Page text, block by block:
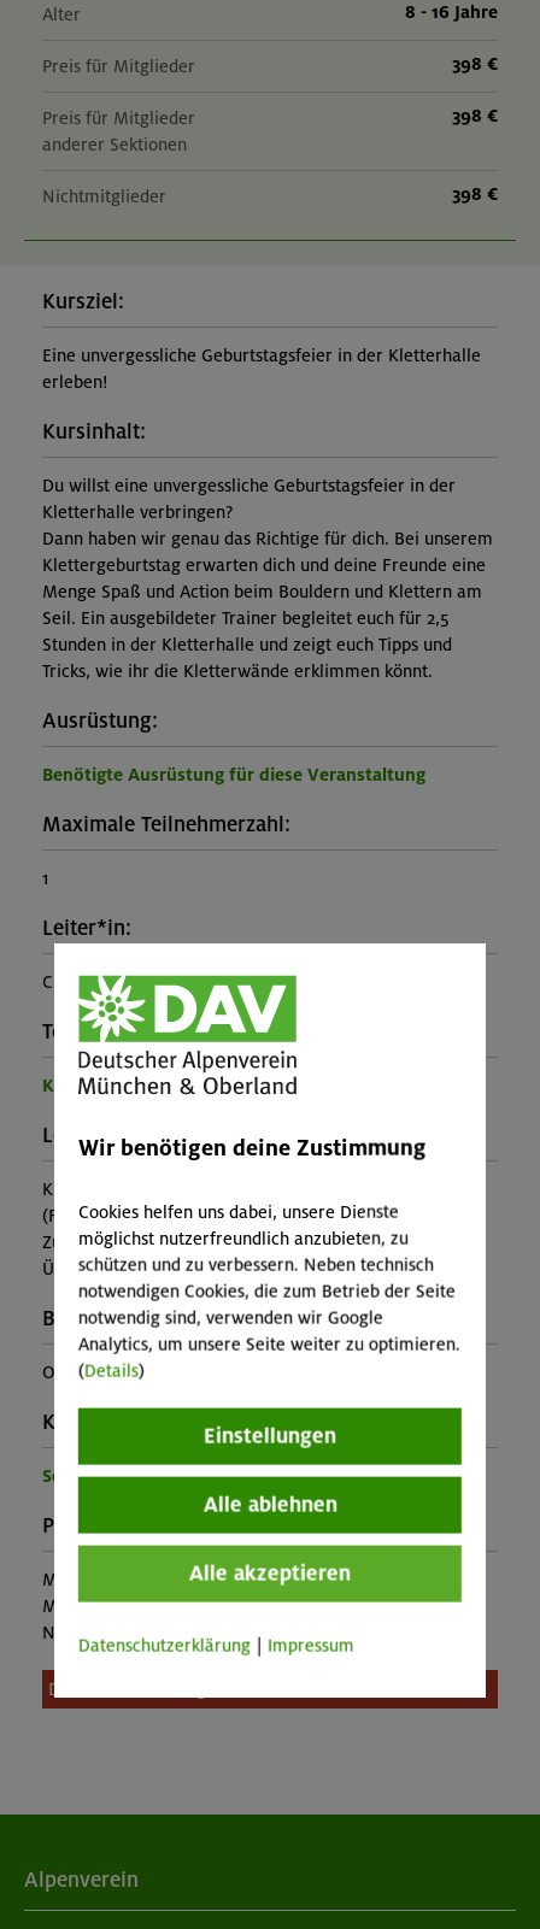
Alter 8 - 16 Jahre
Preis für Mitglieder 398 €
Preis für Mitglieder
anderer Sektionen
398 €
Nichtmitglieder 398 €
Kursziel:
Eine unvergessliche Geburtstagsfeier in der Kletterhalle
erleben!
Kursinhalt:
Du willst eine unvergessliche Geburtstagsfeier in der
Kletterhalle verbringen?
Dann haben wir genau das Richtige für dich. Bei unserem
Klettergeburtstag erwarten dich und deine Freunde eine
Menge Spaß und Action beim Bouldern und Klettern am
Seil. Ein ausgebildeter Trainer begleitet euch für 2,5
Stunden in der Kletterhalle und zeigt euch Tipps und
Tricks, wie ihr die Kletterwände erklimmen könnt.
Ausrüstung:
Benötigte Ausrüstung für diese Veranstaltung
Maximale Teilnehmerzahl:
1
Leiter*in:
Christian Schnuck, Daniela Ehrl
Teilprogramm:
Kinder- und Jugendprogramm
Leistung:
Kursleitung, Ausrüstung, Eintritt
(Falls nicht in den Leistungen inbegriffen, fallen
Zusatzkosten für z.B. An- und Abreise, Verpflegung,
Übernachtung oder Skipass an.)
Buchungscode:
OL-25-1259
Kontakt Veranstalter:
Sektion Oberland
Preise:
Mitglieder:
398,00 €
Mitglieder anderer Sektion:
398,00 €
Nichtmitglieder:
Diese Veranstaltung ist leider nicht mehr buchbar.
Alpenverein
Wir benötigen deine Zustimmung
Cookies helfen uns dabei, unsere Dienste
möglichst nutzerfreundlich anzubieten, zu
schützen und zu verbessern. Neben technisch
notwendigen Cookies, die zum Betrieb der Seite
notwendig sind, verwenden wir Google
Analytics, um unsere Seite weiter zu optimieren.
(Details)
Einstellungen
Alle ablehnen
Alle akzeptieren
Datenschutzerklärung Impressum